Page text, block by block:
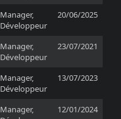
Manager,
Développeur
20/06/2025
Manager,
Développeur
23/07/2021
Manager,
Développeur
13/07/2023
Manager,
12/01/2024